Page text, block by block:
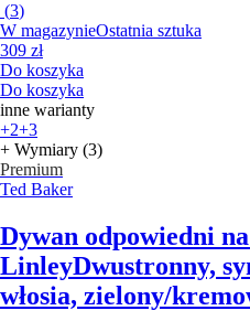
(3)
W magazynieOstatnia sztuka
309 zł
Do koszyka
Do koszyka
inne warianty
+2+3
+ Wymiary (3)
Premium
Ted Baker
Dywan odpowiedni
LinleyDwustronny,
włosia, zielony/